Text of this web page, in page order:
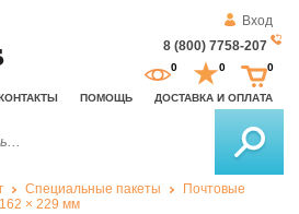
Вход
8 (800) 7758-207
ПОМОЩЬ ДОСТАВКА И ОПЛАТА
0 0 0
Специальные пакеты
Почтовые
× 229 мм